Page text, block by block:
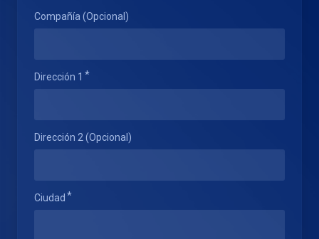
Compañía (Opcional)
Dirección 1
Dirección 2 (Opcional)
Ciudad